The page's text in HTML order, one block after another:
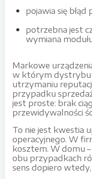
pojawia się błąd
potrzebna jest
wymiana
Markowe
w którym
utrzymaniu
przypadku
jest proste: brak
przewidywalności
To nie jest kwestia
operacyjnego. W
kosztem. W domu
obu przypadkach
sens dopiero